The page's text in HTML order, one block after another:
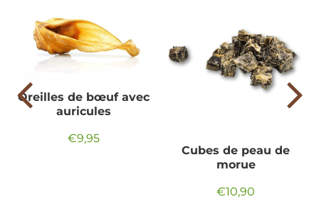
Oreilles de bœuf avec
auricules
Prix
€9,95€9,95
Cubes de peau de
morue
Prix
€10,90